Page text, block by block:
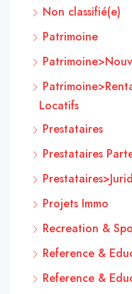
Non classifié(e)
Patrimoine
Locatifs
Prestataires
Prestataires
Projets Immo
Recreation &
Reference &
Reference &